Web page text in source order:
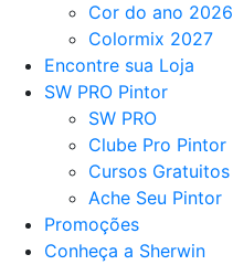
Cor do ano 2026
Colormix 2027
Encontre sua Loja
SW PRO Pintor
SW PRO
Clube Pro Pintor
Cursos Gratuitos
Ache Seu Pintor
Promoções
Conheça a Sherwin